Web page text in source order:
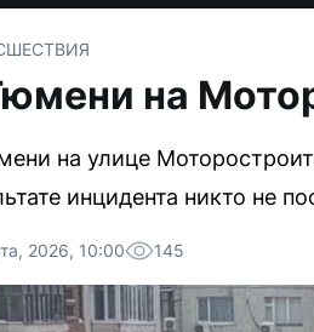
на
на улице
инцидента никто не
2026, 10:00 145